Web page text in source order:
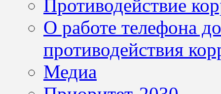
Противодействие
О работе телефона
противодействия
Медиа